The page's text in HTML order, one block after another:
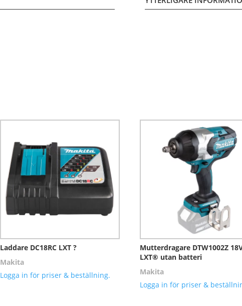
Laddare DC18RC LXT ?
Makita
Logga in för priser & beställning.
Mutterdragare DTW1002Z
LXT® utan batteri
Makita
Logga in för priser &